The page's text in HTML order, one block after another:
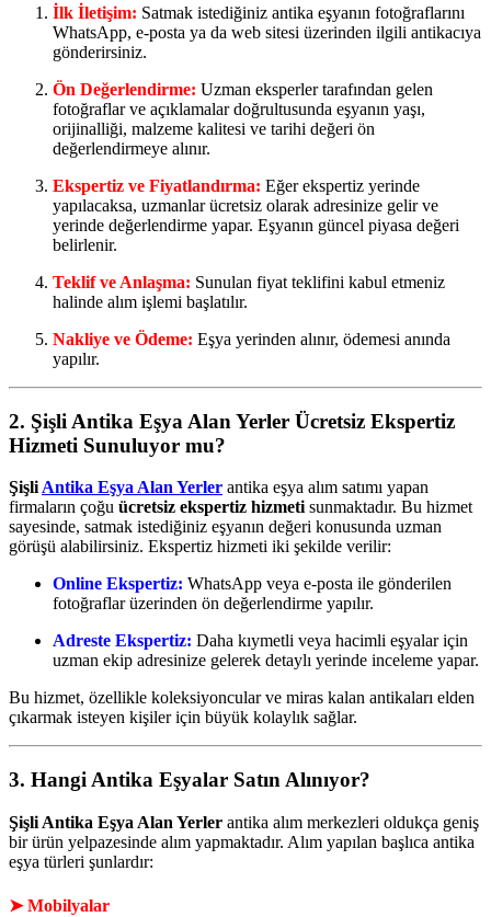
İlk İletişim: Satmak istediğiniz antika eşyanın fotoğraflarını
WhatsApp, e-posta ya da web sitesi üzerinden ilgili antikacıya
gönderirsiniz.
Ön Değerlendirme: Uzman eksperler tarafından gelen
fotoğraflar ve açıklamalar doğrultusunda eşyanın yaşı,
orijinalliği, malzeme kalitesi ve tarihi değeri ön
değerlendirmeye alınır.
Ekspertiz ve Fiyatlandırma: Eğer ekspertiz yerinde
yapılacaksa, uzmanlar ücretsiz olarak adresinize gelir ve
yerinde değerlendirme yapar. Eşyanın güncel piyasa değeri
belirlenir.
Teklif ve Anlaşma: Sunulan fiyat teklifini kabul etmeniz
halinde alım işlemi başlatılır.
Nakliye ve Ödeme: Eşya yerinden alınır, ödemesi anında
yapılır.
2. Şişli Antika Eşya Alan Yerler Ücretsiz Ekspertiz
Hizmeti Sunuluyor mu?
Şişli Antika Eşya Alan Yerler antika eşya alım satımı yapan
firmaların çoğu ücretsiz ekspertiz hizmeti sunmaktadır. Bu hizmet
sayesinde, satmak istediğiniz eşyanın değeri konusunda uzman
görüşü alabilirsiniz. Ekspertiz hizmeti iki şekilde verilir:
Online Ekspertiz: WhatsApp veya e-posta ile gönderilen
fotoğraflar üzerinden ön değerlendirme yapılır.
Adreste Ekspertiz: Daha kıymetli veya hacimli eşyalar için
uzman ekip adresinize gelerek detaylı yerinde inceleme yapar.
Bu hizmet, özellikle koleksiyoncular ve miras kalan antikaları elden
çıkarmak isteyen kişiler için büyük kolaylık sağlar.
3. Hangi Antika Eşyalar Satın Alınıyor?
Şişli Antika Eşya Alan Yerler antika alım merkezleri oldukça geniş
bir ürün yelpazesinde alım yapmaktadır. Alım yapılan başlıca antika
eşya türleri şunlardır:
➤Mobilyalar